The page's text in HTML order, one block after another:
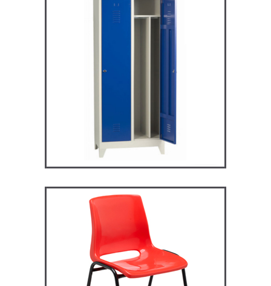
ARV2S – Vestiaire industrie
salissante
ST119 – Rick – Chaise
Primaire, collège et
secondaire
CHAISES ET BANCS